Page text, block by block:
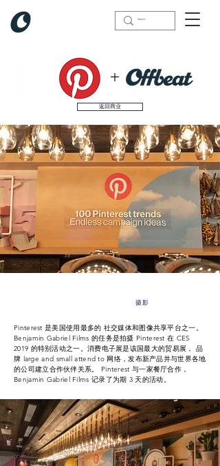
+
返回商业
摄影
Pinterest 是美国使用最多的 社交媒体和图像共享平台之一。
Benjamin Gabriel Films 的任务是拍摄 Pinterest 在 CES
2019 的特别活动之一。消费电子展是该国最大的贸易展， 品
牌 large and small attend to 网络，发布新产品并与世界各地
的公司建立合作伙伴关系。 Pinterest 与一家餐厅合作，
Benjamin Gabriel Films 记录了为期 3 天的活动。